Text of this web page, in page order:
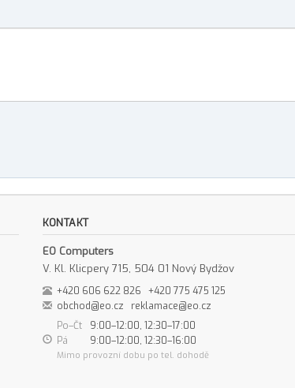
KONTAKT
EO Computers
V. Kl. Klicpery 715, 504 01 Nový Bydžov
+420 606 622 826
+420 775 475 125
obchod@eo.cz
reklamace@eo.cz
Po–Čt
9:00–12:00, 12:30–17:00
Pá
9:00–12:00, 12:30–16:00
Mimo provozní dobu po tel. dohodě